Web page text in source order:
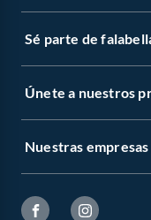
Sé parte de
Únete a nuestros
Nuestras empresas